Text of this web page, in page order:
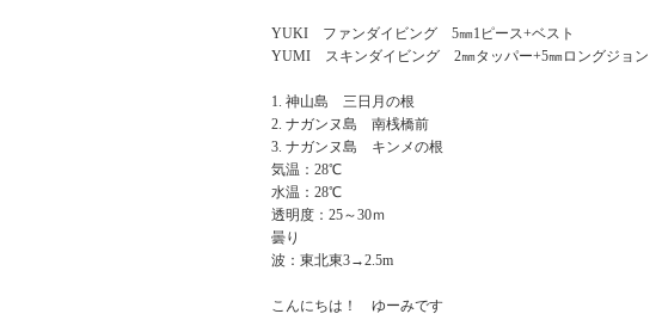
YUKI ファンダイビング 5㎜1ピース+ベスト
YUMI スキンダイビング 2㎜タッパー+5㎜ロングジョン
神山島 三日月の根
ナガンヌ島 南桟橋前
ナガンヌ島 キンメの根
気温：28℃
水温：28℃
透明度：25～30ｍ
曇り
波：東北東3→2.5m
こんにちは！ ゆーみです